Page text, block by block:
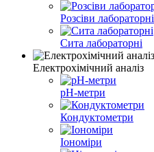
Розсіви лабораторні
Сита лабораторні
Електрохімічний аналіз
pH-метри
Кондуктометри
Іономіри